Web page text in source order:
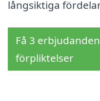
långsiktiga
Få 3
förpliktelser